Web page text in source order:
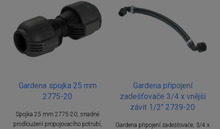
Gardena spojka 25 mm
2775-20
Spojka 25 mm 2775-20, snadné
prodloužení propojovacího potrubí,
Gardena připojení
zadešťovače 3/4 x vnější
závit 1/2" 2739-20
Gardena připojení zadešťovače, 3/4 x